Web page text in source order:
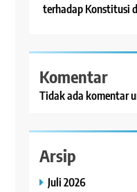
terhadap Konstitusi
Komentar
Tidak ada komentar
Arsip
Juli 2026